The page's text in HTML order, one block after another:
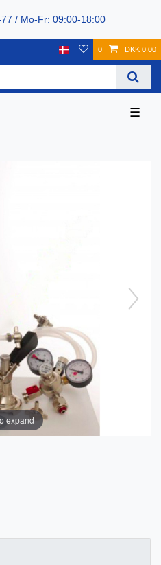
/ Mo-Fr: 09:00-18:00
0 DKK 0.00
☰
expand